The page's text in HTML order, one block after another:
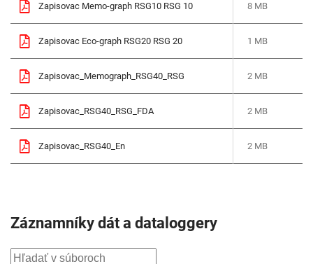
Zapisovac Memo-graph RSG10 RSG 10 8 MB
Zapisovac Eco-graph RSG20 RSG 20 1 MB
Zapisovac_Memograph_RSG40_RSG 2 MB
Zapisovac_RSG40_RSG_FDA 2 MB
Zapisovac_RSG40_En 2 MB
Záznamníky dát a dataloggery